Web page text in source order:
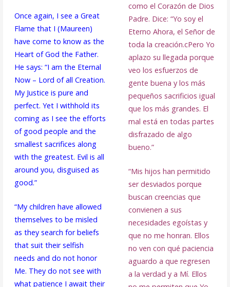
Once again, I see a Great
Flame that I (Maureen)
have come to know as the
Heart of God the Father.
He says: “I am the Eternal
Now – Lord of all Creation.
My Justice is pure and
perfect. Yet I withhold its
coming as I see the efforts
of good people and the
smallest sacrifices along
with the greatest. Evil is all
around you, disguised as
good.”
“My children have allowed
themselves to be misled
as they search for beliefs
that suit their selfish
needs and do not honor
Me. They do not see with
what patience I await their
como el Corazón de Dios
Padre. Dice: “Yo soy el
Eterno Ahora, el Señor de
toda la creación.cPero Yo
aplazo su llegada porque
veo los esfuerzos de
gente buena y los más
pequeños sacrificios igual
que los más grandes. El
mal está en todas partes
disfrazado de algo
bueno.”
“Mis hijos han permitido
ser desviados porque
buscan creencias que
convienen a sus
necesidades egoístas y
que no me honran. Ellos
no ven con qué paciencia
aguardo a que regresen
a la verdad y a Mí. Ellos